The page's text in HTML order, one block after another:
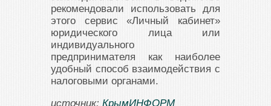
рекомендовали использовать для
этого сервис «Личный кабинет»
юридического лица или
индивидуального
предпринимателя как наиболее
удобный способ взаимодействия с
налоговыми органами.
источник: КрымИНФОРМ